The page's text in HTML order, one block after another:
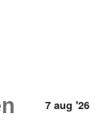
7 aug '26